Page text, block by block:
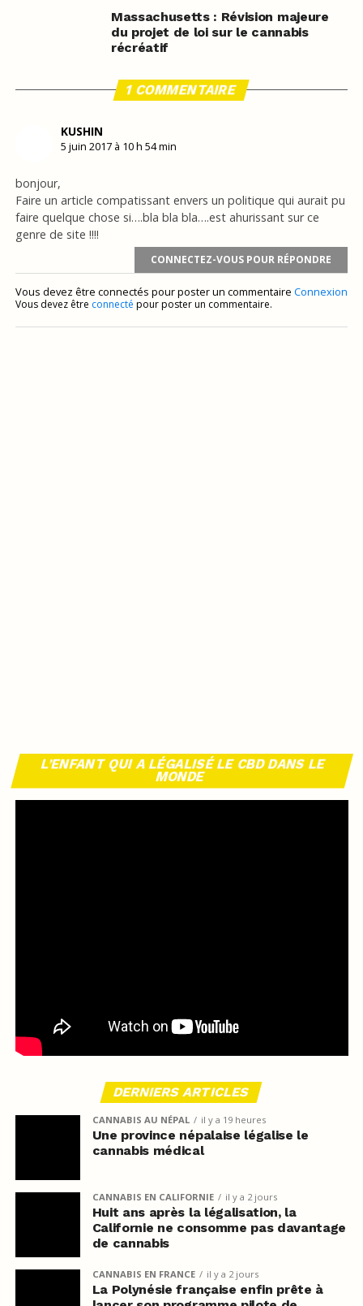
Massachusetts : Révision majeure
du projet de loi sur le cannabis
récréatif
1 COMMENTAIRE
KUSHIN
5 juin 2017 à 10 h 54 min
bonjour,
Faire un article compatissant envers un politique qui aurait pu
faire quelque chose si….bla bla bla….est ahurissant sur ce
genre de site !!!!
CONNECTEZ-VOUS POUR RÉPONDRE
Vous devez être connectés pour poster un commentaire Connexion
Vous devez être connecté pour poster un commentaire.
L’ENFANT QUI A LÉGALISÉ LE CBD DANS LE
MONDE
DERNIERS ARTICLES
CANNABIS AU NÉPAL il y a 19 heures
Une province népalaise légalise le
cannabis médical
CANNABIS EN CALIFORNIE il y a 2 jours
Huit ans après la légalisation, la
Californie ne consomme pas davantage
de cannabis
CANNABIS EN FRANCE il y a 2 jours
La Polynésie française enfin prête à